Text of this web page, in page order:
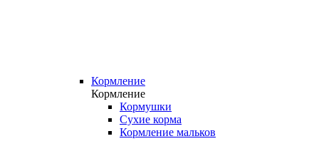
Кормление
Кормление
Кормушки
Сухие корма
Кормление мальков